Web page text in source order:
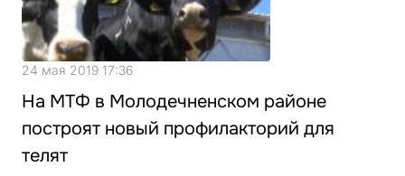
24 мая 2019 17:36
На МТФ в Молодечненском районе
построят новый профилакторий для
телят